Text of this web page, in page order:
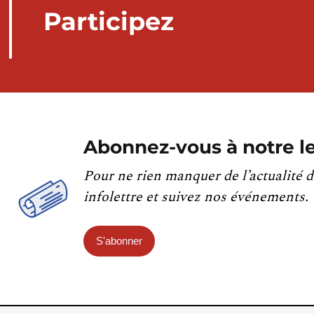
Participez
Abonnez-vous à notre
Pour ne rien manquer de l’actualité
infolettre et suivez nos événements.
S'abonner